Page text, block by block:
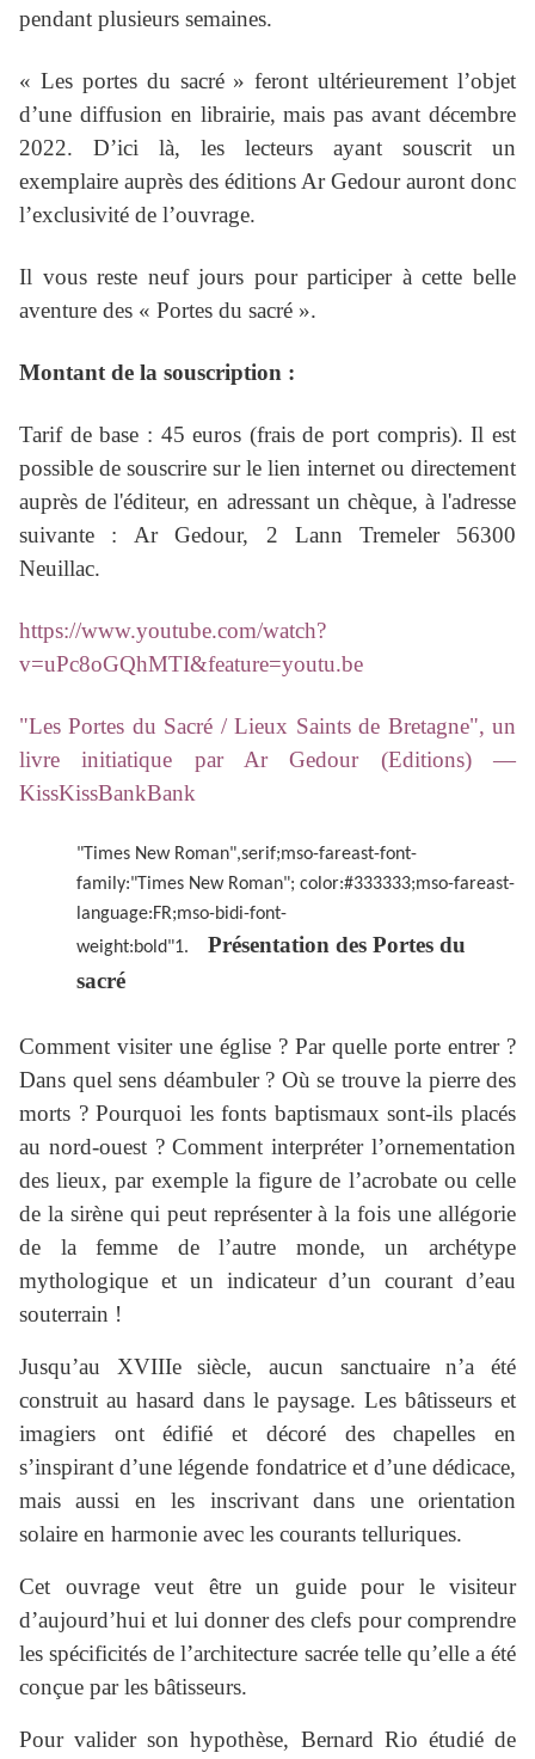
pendant plusieurs semaines.
« Les portes du sacré » feront ultérieurement l’objet
d’une diffusion en librairie, mais pas avant décembre
2022. D’ici là, les lecteurs ayant souscrit un
exemplaire auprès des éditions Ar Gedour auront donc
l’exclusivité de l’ouvrage.
Il vous reste neuf jours pour participer à cette belle
aventure des « Portes du sacré ».
Montant de la souscription :
Tarif de base : 45 euros (frais de port compris). Il est
possible de souscrire sur le lien internet ou directement
auprès de l'éditeur, en adressant un chèque, à l'adresse
suivante : Ar Gedour, 2 Lann Tremeler 56300
Neuillac.
https://www.youtube.com/watch?
v=uPc8oGQhMTI&feature=youtu.be
"Les Portes du Sacré / Lieux Saints de Bretagne", un
livre initiatique par Ar Gedour (Editions) —
KissKissBankBank
"Times New Roman",serif;mso-fareast-font-
family:"Times New Roman"; color:#333333;mso-fareast-
language:FR;mso-bidi-font-
weight:bold"1. Présentation des Portes du
sacré
Comment visiter une église ? Par quelle porte entrer ?
Dans quel sens déambuler ? Où se trouve la pierre des
morts ? Pourquoi les fonts baptismaux sont-ils placés
au nord-ouest ? Comment interpréter l’ornementation
des lieux, par exemple la figure de l’acrobate ou celle
de la sirène qui peut représenter à la fois une allégorie
de la femme de l’autre monde, un archétype
mythologique et un indicateur d’un courant d’eau
souterrain !
Jusqu’au XVIIIe siècle, aucun sanctuaire n’a été
construit au hasard dans le paysage. Les bâtisseurs et
imagiers ont édifié et décoré des chapelles en
s’inspirant d’une légende fondatrice et d’une dédicace,
mais aussi en les inscrivant dans une orientation
solaire en harmonie avec les courants telluriques.
Cet ouvrage veut être un guide pour le visiteur
d’aujourd’hui et lui donner des clefs pour comprendre
les spécificités de l’architecture sacrée telle qu’elle a été
conçue par les bâtisseurs.
Pour valider son hypothèse, Bernard Rio étudié de